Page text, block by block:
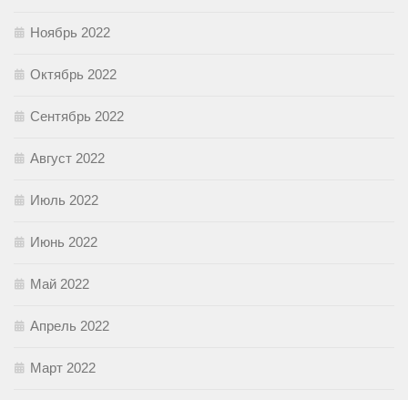
Ноябрь 2022
Октябрь 2022
Сентябрь 2022
Август 2022
Июль 2022
Июнь 2022
Май 2022
Апрель 2022
Март 2022